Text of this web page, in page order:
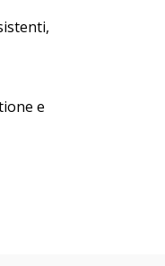
e